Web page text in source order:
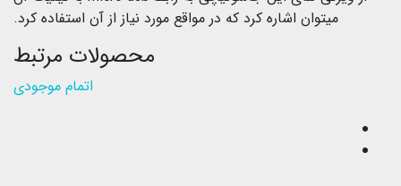
میتوان اشاره کرد که در مواقع مورد نیاز از آن استفاده کرد.
محصولات مرتبط
اتمام موجودی